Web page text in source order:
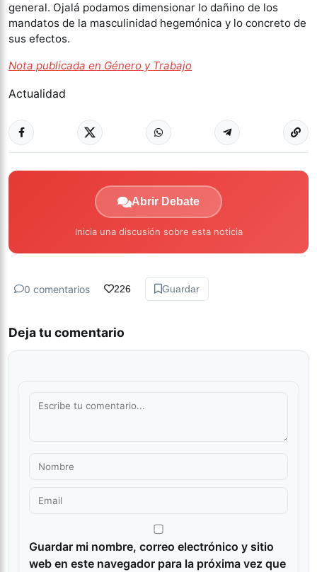
general. Ojalá podamos dimensionar lo dañino de los
mandatos de la masculinidad hegemónica y lo concreto de
sus efectos.
Nota publicada en Género y Trabajo
Actualidad
Abrir Debate
Inicia una discusión sobre esta noticia
0 comentarios 226 Guardar
Deja tu comentario
Guardar mi nombre, correo electrónico y sitio
web en este navegador para la próxima vez que